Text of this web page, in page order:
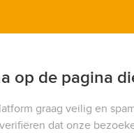
op de pagina
graag veilig en
dat onze